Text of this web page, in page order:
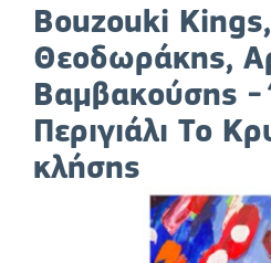
Bouzouki
Θεοδωράκης,
Βαμβακούσης
Περιγιάλι Το
κλήσης